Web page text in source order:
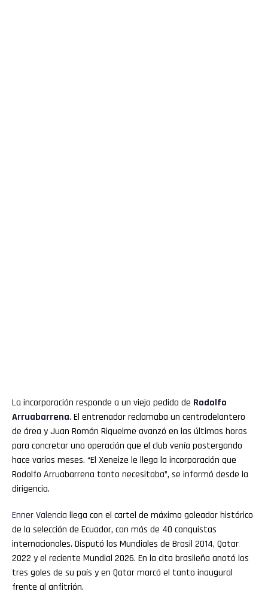
La incorporación responde a un viejo pedido de Rodolfo
Arruabarrena. El entrenador reclamaba un centrodelantero
de área y Juan Román Riquelme avanzó en las últimas horas
para concretar una operación que el club venía postergando
hace varios meses. “El Xeneize le llega la incorporación que
Rodolfo Arruabarrena tanto necesitaba”, se informó desde la
dirigencia.
EnnerValencia llega con el cartel de máximo goleador histórico
de la selección de Ecuador, con más de 40 conquistas
internacionales. Disputó los Mundiales de Brasil 2014, Qatar
2022 y el reciente Mundial 2026. En la cita brasileña anotó los
tres goles de su país y en Qatar marcó el tanto inaugural
frente al anfitrión.